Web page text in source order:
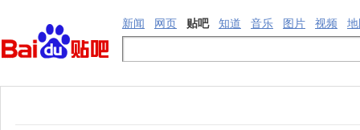
新闻 网页 贴吧 知道 音乐 图片 视频